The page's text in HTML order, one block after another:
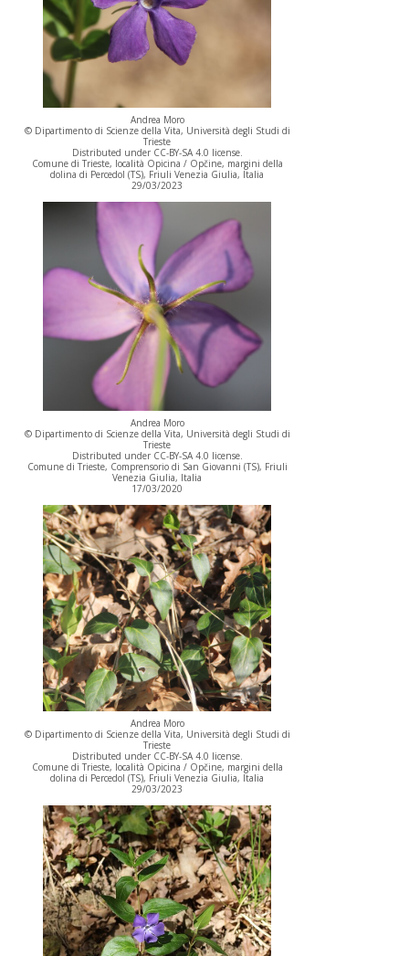
Andrea Moro
© Dipartimento di Scienze della Vita, Università degli Studi di
Trieste
Distributed under CC-BY-SA 4.0 license.
Comune di Trieste, località Opicina / Opčine, margini della
dolina di Percedol (TS), Friuli Venezia Giulia, Italia
29/03/2023
Andrea Moro
© Dipartimento di Scienze della Vita, Università degli Studi di
Trieste
Distributed under CC-BY-SA 4.0 license.
Comune di Trieste, Comprensorio di San Giovanni (TS), Friuli
Venezia Giulia, Italia
17/03/2020
Andrea Moro
© Dipartimento di Scienze della Vita, Università degli Studi di
Trieste
Distributed under CC-BY-SA 4.0 license.
Comune di Trieste, località Opicina / Opčine, margini della
dolina di Percedol (TS), Friuli Venezia Giulia, Italia
29/03/2023